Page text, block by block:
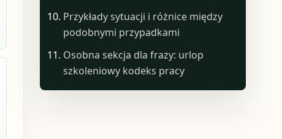
Przykłady sytuacji i różnice między
podobnymi przypadkami
Osobna sekcja dla frazy: urlop
szkoleniowy kodeks pracy